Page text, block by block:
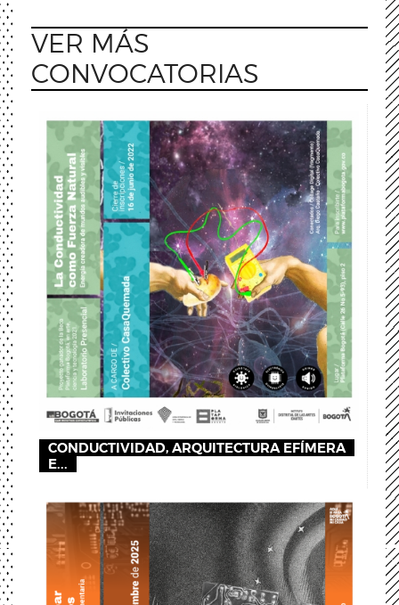
VER MÁS
CONVOCATORIAS
CONDUCTIVIDAD, ARQUITECTURA EFÍMERA
E...